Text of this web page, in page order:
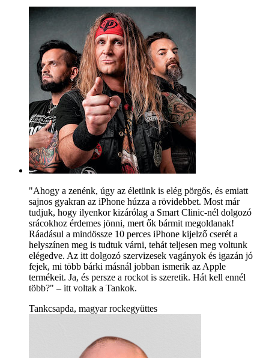
"Ahogy a zenénk, úgy az életünk is elég pörgős, és emiatt
sajnos gyakran az iPhone húzza a rövidebbet. Most már
tudjuk, hogy ilyenkor kizárólag a Smart Clinic-nél dolgozó
srácokhoz érdemes jönni, mert ők bármit megoldanak!
Ráadásul a mindössze 10 perces iPhone kijelző cserét a
helyszínen meg is tudtuk várni, tehát teljesen meg voltunk
elégedve. Az itt dolgozó szervizesek vagányok és igazán jó
fejek, mi több bárki másnál jobban ismerik az Apple
termékeit. Ja, és persze a rockot is szeretik. Hát kell ennél
több?" – itt voltak a Tankok.
Tankcsapda, magyar rockegyüttes